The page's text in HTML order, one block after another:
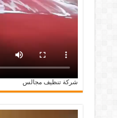
شركة تنظيف مجالس